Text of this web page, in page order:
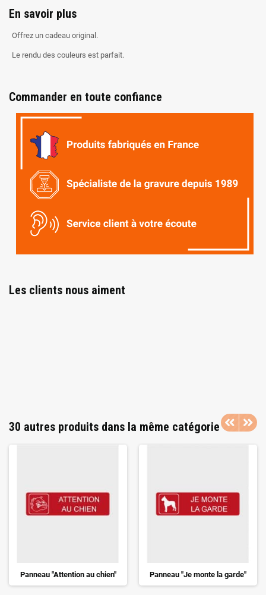
En savoir plus
Offrez un cadeau original.
Le rendu des couleurs est parfait.
Commander en toute confiance
Les clients nous aiment
30 autres produits dans la même catégorie
Panneau "Attention au chien" Panneau "Je monte la garde"